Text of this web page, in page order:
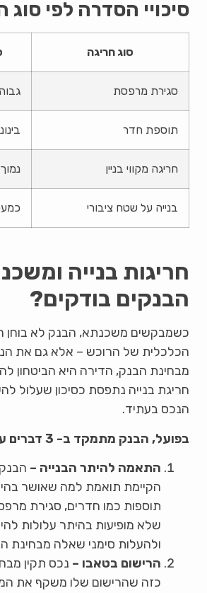
סיכויי הסדרה לפי סוג
סוג חריגה
סגירת מרפסת גבוה
תוספת חדר
חריגה מקווי בניין נמוך
בנייה על שטח ציבורי
חריגות בנייה
הבנקים בודקים?
כשמבקשים משכנתא, הבנק לא בוחן
הכלכלית של הרוכש – אלא גם את
מבחינת הבנק, הדירה היא הביטחון
חריגת בנייה נתפסת כסיכון שעלול
הנכס בעתיד.
בפועל, הבנק מתמקד ב- 3 דברים עיקריים:
התאמה להיתר הבנייה –
הקיימת תואמת למה שאושר
תוספות כמו חדרים, סגירת
שלא מופיעות בהיתר עלולות
ולהעלות סימני שאלה מבחינת
הרישום בטאבו – נכס תקין
כזה שהרישום שלו משקף את